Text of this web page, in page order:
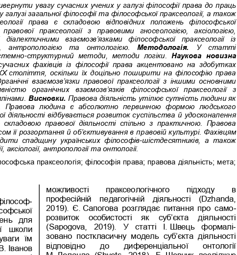
увагу сучасних учених у галузі філософії права до праць
галузі загальної філософії та філософської праксеології, а також
права  є  складовою  відповідних  положень  філософської
праксеології  з  правовими  гносеологією,  аксіологією,
взаємозв’язками  філософської  праксеології  із
антропологією  та  онтологією. Методологія.
У  статті
-структурний  методи,  методи  логіки.
Наукова  новизна
фахівців  із  філософії  права  акцентовано  на  здобутках
століття, оскільки їх доцільно поширити на філософію права
рганічні  взаємозв’язки  правової  праксеології  з  іншими  основними
органічних  взаємозв’язків  філософської  праксеології  з
Висновки. Правова діяльність утілює сутність людини як
Правова  людина  є  абсолютно  первинною  формою  людського
діяльності відбувається розвиток суспільства й удосконалення
складовою  правової  діяльності  спільно  з  практичною.  Правова
її розгортання й об’єктивування в правовій культурі. Фахівцям
спадщину українських  філософів-шістдесятників,  а  також
аксіології, антропології та онтології.
ська праксеологія; філософія права; правова діяльність; мета;
-
для
школи
їм
Іванов
можливості    праксеологічного    підходу    в
професійній  педагогічній  діяльності  (Dzhanda,
2019).  Є. Сапогова  розглядає  питання  про  само-
розвиток   особистості   як   суб’єкта   діяльності
(Sapogova,  2019).  У  статті  І. Швець формалі-
зовано  посткласичну  модель  суб’єкта  діяльності
відповідно
до    диференціальної    онтології